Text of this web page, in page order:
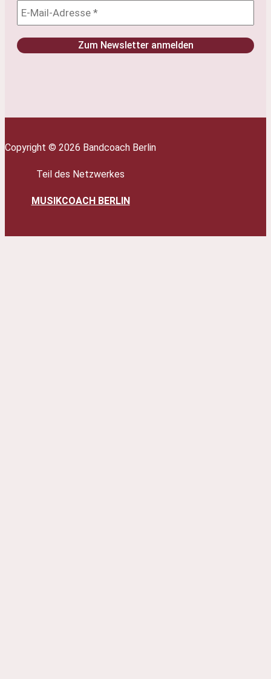
Copyright © 2026 Bandcoach Berlin
Teil des Netzwerkes
MUSIKCOACH BERLIN